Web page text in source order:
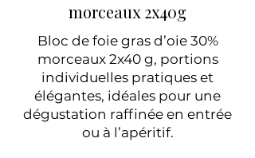
morceaux 2x40g
Bloc de foie gras d’oie 30%
morceaux 2x40 g, portions
individuelles pratiques et
élégantes, idéales pour une
dégustation raffinée en entrée
ou à l’apéritif.